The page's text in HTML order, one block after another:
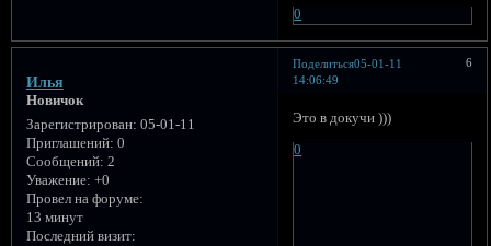
0
Поделиться 6
05-01-11
14:06:49
Илья
Новичок
Зарегистрирован: 05-01-11
Приглашений: 0
Сообщений: 2
Уважение: +0
Провел на форуме:
13 минут
Последний визит:
Это в докучи )))
0